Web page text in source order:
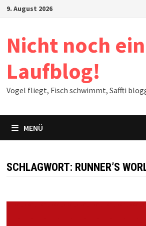
Zum9. August 2026
Nicht noch ein
Laufblog!
Vogel fliegt, Fisch schwimmt, Saffti
MENÜ
SCHLAGWORT: RUNNER’S